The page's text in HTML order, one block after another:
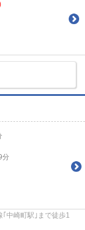
分
中崎町駅｣まで徒歩1